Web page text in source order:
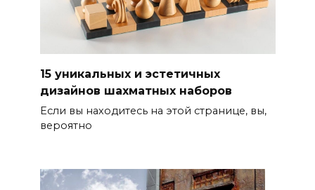
15 уникальных и эстетичных
дизайнов шахматных наборов
Если вы находитесь на этой странице, вы,
вероятно